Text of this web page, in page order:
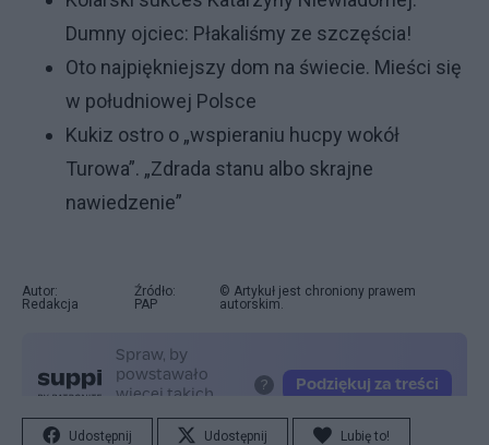
Dumny ojciec: Płakaliśmy ze szczęścia!
Oto najpiękniejszy dom na świecie. Mieści się
w południowej Polsce
Kukiz ostro o „wspieraniu hucpy wokół
Turowa”. „Zdrada stanu albo skrajne
nawiedzenie”
Autor:
Redakcja
Źródło:
PAP
© Artykuł jest chroniony prawem
autorskim.
Udostępnij Udostępnij Lubię to!